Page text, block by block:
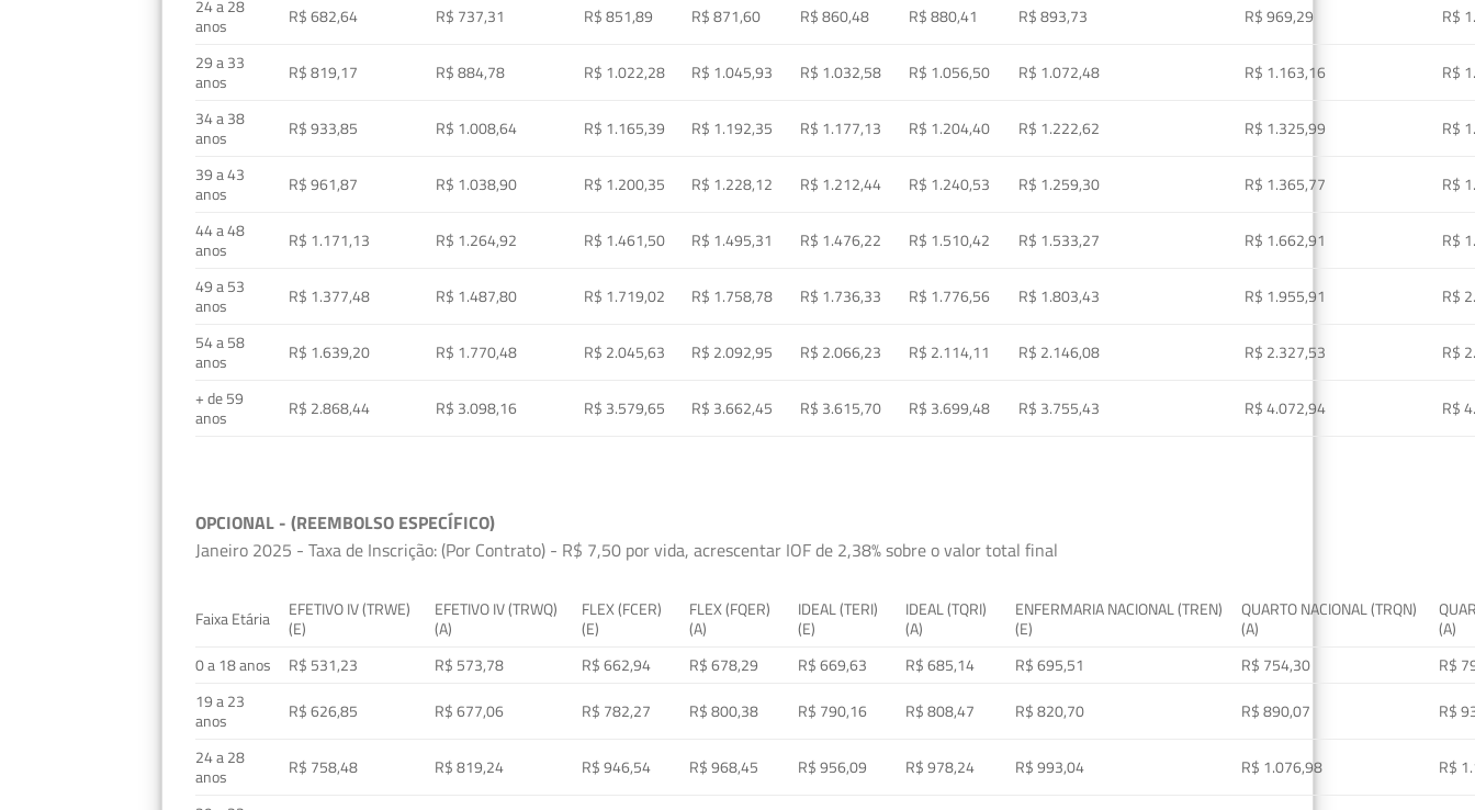
24 a 28
anos
R$ 682,64 R$ 737,31 R$ 851,89 R$ 871,60 R$ 860,48 R$ 880,41 R$ 893,73 R$ 969,29
R$
29 a 33
anos
R$ 819,17 R$ 884,78 R$ 1.022,28 R$ 1.045,93 R$ 1.032,58 R$ 1.056,50 R$ 1.072,48 R$ 1.163,16
R$
34 a 38
anos
R$ 933,85 R$ 1.008,64 R$ 1.165,39 R$ 1.192,35 R$ 1.177,13 R$ 1.204,40 R$ 1.222,62 R$ 1.325,99
R$
39 a 43
anos
R$ 961,87 R$ 1.038,90 R$ 1.200,35 R$ 1.228,12 R$ 1.212,44 R$ 1.240,53 R$ 1.259,30 R$ 1.365,77
R$
44 a 48
anos
R$ 1.171,13 R$ 1.264,92 R$ 1.461,50 R$ 1.495,31 R$ 1.476,22 R$ 1.510,42 R$ 1.533,27 R$ 1.662,91
R$
49 a 53
anos
R$ 1.377,48 R$ 1.487,80 R$ 1.719,02 R$ 1.758,78 R$ 1.736,33 R$ 1.776,56 R$ 1.803,43 R$ 1.955,91
R$
54 a 58
anos
R$ 1.639,20 R$ 1.770,48 R$ 2.045,63 R$ 2.092,95 R$ 2.066,23 R$ 2.114,11 R$ 2.146,08 R$ 2.327,53
R$
+ de 59
anos
R$ 2.868,44 R$ 3.098,16 R$ 3.579,65 R$ 3.662,45 R$ 3.615,70 R$ 3.699,48 R$ 3.755,43 R$ 4.072,94 R$
OPCIONAL - (REEMBOLSO ESPECÍFICO)
Janeiro 2025 - Taxa de Inscrição: (Por Contrato) - R$ 7,50 por vida, acrescentar IOF de 2,38% sobre o valor total final
Faixa Etária
EFETIVO IV (TRWE)
(E)
EFETIVO IV (TRWQ)
(A)
FLEX (FCER)
(E)
FLEX (FQER)
(A)
IDEAL (TERI)
(E)
IDEAL (TQRI)
(A)
ENFERMARIA NACIONAL (TREN)
(E)
QUARTO NACIONAL (TRQN)
(A)
(A)
0 a 18 anos
R$ 531,23 R$ 573,78 R$ 662,94 R$ 678,29 R$ 669,63 R$ 685,14 R$ 695,51 R$ 754,30
R$
19 a 23
anos
R$ 626,85 R$ 677,06 R$ 782,27 R$ 800,38 R$ 790,16 R$ 808,47 R$ 820,70 R$ 890,07
R$
24 a 28
anos
R$ 758,48 R$ 819,24 R$ 946,54 R$ 968,45 R$ 956,09 R$ 978,24 R$ 993,04 R$ 1.076,98
R$